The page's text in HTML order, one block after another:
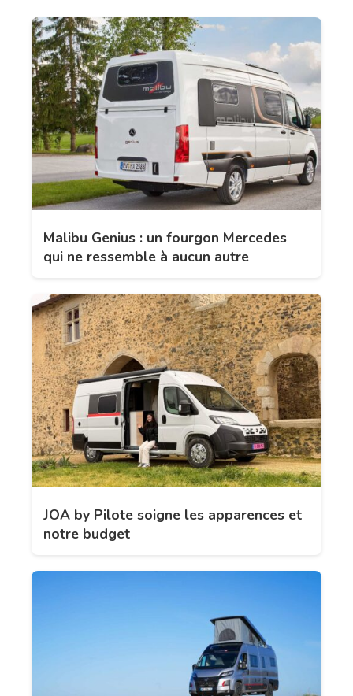
Malibu Genius : un fourgon Mercedes
qui ne ressemble à aucun autre
JOA by Pilote soigne les apparences et
notre budget